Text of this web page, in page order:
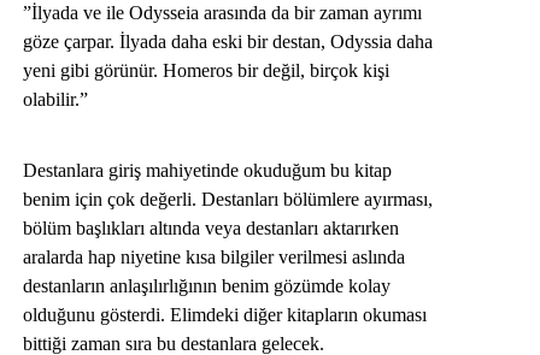
”İlyada ve ile Odysseia arasında da bir zaman ayrımı
göze çarpar. İlyada daha eski bir destan, Odyssia daha
yeni gibi görünür. Homeros bir değil, birçok kişi
olabilir.”
Destanlara giriş mahiyetinde okuduğum bu kitap
benim için çok değerli. Destanları bölümlere ayırması,
bölüm başlıkları altında veya destanları aktarırken
aralarda hap niyetine kısa bilgiler verilmesi aslında
destanların anlaşılırlığının benim gözümde kolay
olduğunu gösterdi. Elimdeki diğer kitapların okuması
bittiği zaman sıra bu destanlara gelecek.